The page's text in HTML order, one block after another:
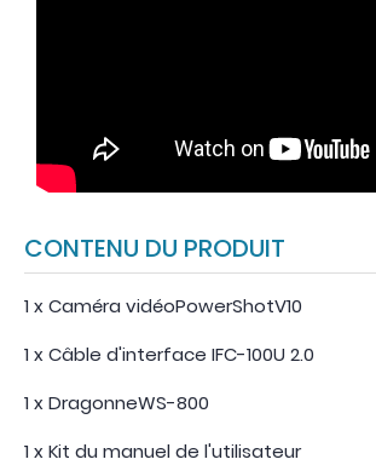
CONTENU DU PRODUIT
1 x Caméra vidéoPowerShotV10
1 x Câble d'interface IFC-100U 2.0
1 x DragonneWS-800
1 x Kit du manuel de l'utilisateur